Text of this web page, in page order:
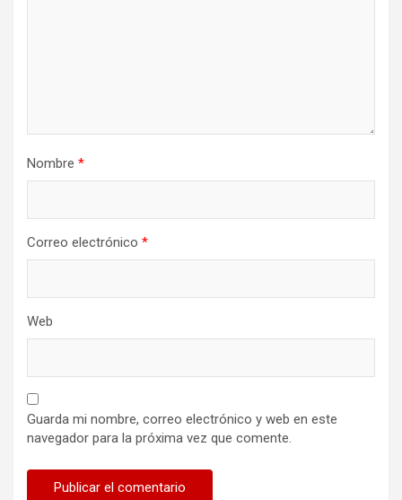
Nombre *
Correo electrónico *
Web
Guarda mi nombre, correo electrónico y web en este
navegador para la próxima vez que comente.